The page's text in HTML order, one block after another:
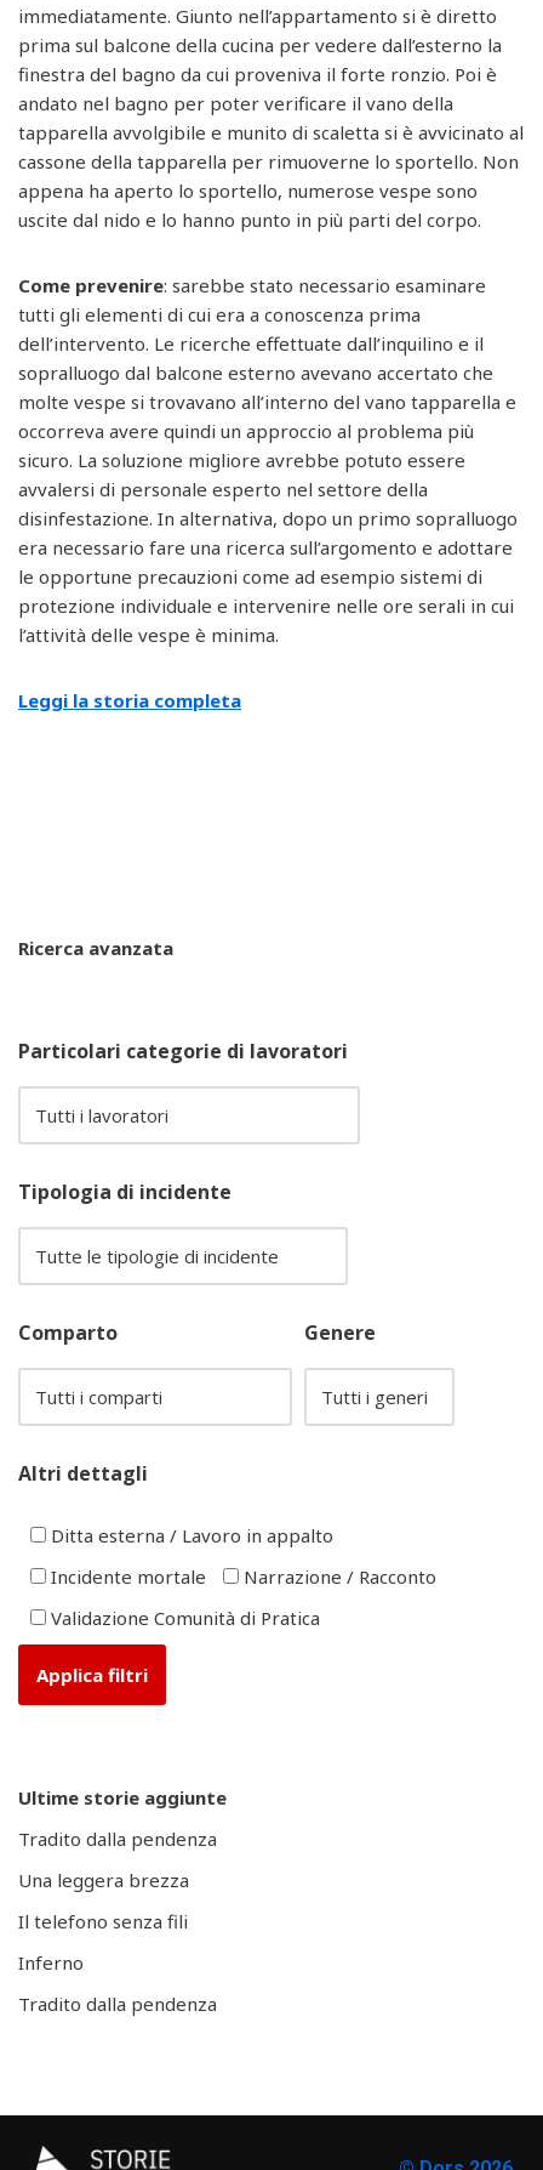
immediatamente. Giunto nell’appartamento si è diretto
prima sul balcone della cucina per vedere dall’esterno la
finestra del bagno da cui proveniva il forte ronzio. Poi è
andato nel bagno per poter verificare il vano della
tapparella avvolgibile e munito di scaletta si è avvicinato al
cassone della tapparella per rimuoverne lo sportello. Non
appena ha aperto lo sportello, numerose vespe sono
uscite dal nido e lo hanno punto in più parti del corpo.
Come prevenire: sarebbe stato necessario esaminare
tutti gli elementi di cui era a conoscenza prima
dell’intervento. Le ricerche effettuate dall’inquilino e il
sopralluogo dal balcone esterno avevano accertato che
molte vespe si trovavano all’interno del vano tapparella e
occorreva avere quindi un approccio al problema più
sicuro. La soluzione migliore avrebbe potuto essere
avvalersi di personale esperto nel settore della
disinfestazione. In alternativa, dopo un primo sopralluogo
era necessario fare una ricerca sull’argomento e adottare
le opportune precauzioni come ad esempio sistemi di
protezione individuale e intervenire nelle ore serali in cui
l’attività delle vespe è minima.
Leggi la storia completa
Ricerca avanzata
Particolari categorie di lavoratori
Tipologia di incidente
Comparto Genere
Altri dettagli
Ditta esterna / Lavoro in appalto
Incidente mortale
Narrazione / Racconto
Validazione Comunità di Pratica
Ultime storie aggiunte
Tradito dalla pendenza
Una leggera brezza
Il telefono senza fili
Inferno
Tradito dalla pendenza